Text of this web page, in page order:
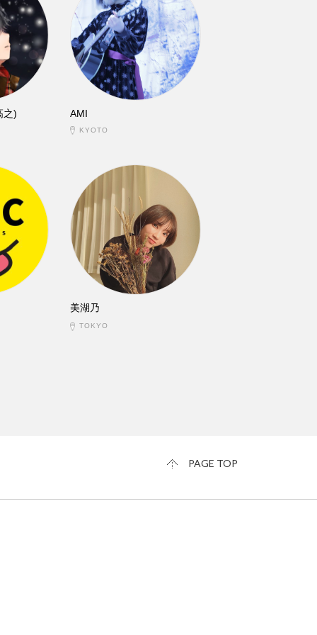
之) AMI
KYOTO
美湖乃
TOKYO
PAGE TOP